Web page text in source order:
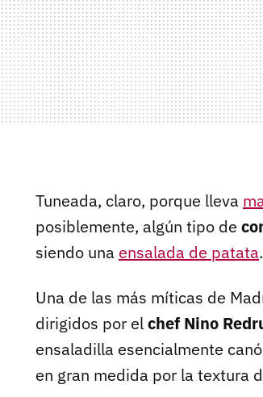
Tuneada, claro, porque lleva
posiblemente, algún tipo de
siendo una ensalada de patata.
Una de las más míticas de
dirigidos por elchef Nino
ensaladilla esencialmente
en gran medida por la textura